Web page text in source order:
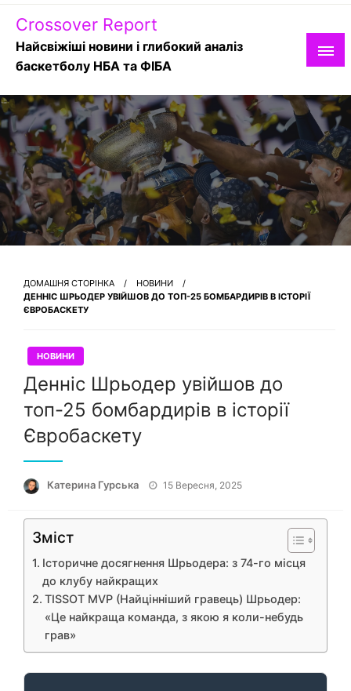
Skip
content
Crossover Report
Найсвіжіші новини і глибокий аналіз
баскетболу НБА та ФІБА
ДОМАШНЯ СТОРІНКА
НОВИНИ
ДЕННІС ШРЬОДЕР УВІЙШОВ ДО ТОП-25 БОМБАРДИРІВ В ІСТОРІЇ
ЄВРОБАСКЕТУ
НОВИНИ
Денніс Шрьодер увійшов до
топ-25 бомбардирів в історії
Євробаскету
Катерина Гурська Опубліковано
15 Вересня, 2025
Зміст
Історичне досягнення Шрьодера: з 74-го місця
до клубу найкращих
TISSOT MVP (Найцінніший гравець) Шрьодер:
«Це найкраща команда, з якою я коли-небудь
грав»